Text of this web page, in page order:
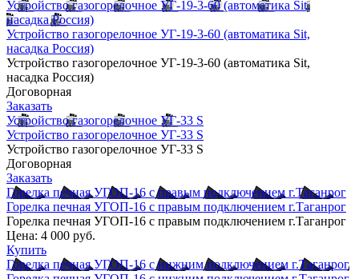
Устройство газогорелочное УГ-19-3-60 (автоматика Sit,
насадка Россия)
Устройство газогорелочное УГ-19-3-60 (автоматика Sit,
насадка Россия)
Устройство газогорелочное УГ-19-3-60 (автоматика Sit,
насадка Россия)
Договорная
Заказать
Устройство газогорелочное УГ-33 S
Устройство газогорелочное УГ-33 S
Устройство газогорелочное УГ-33 S
Договорная
Заказать
Горелка печная УГОП-16 с правым подключением г.Таганрог
Горелка печная УГОП-16 с правым подключением г.Таганрог
Горелка печная УГОП-16 с правым подключением г.Таганрог
Цена: 4 000 руб.
Купить
Горелка печная УГОП-16 с нижним подключением г.Таганрог